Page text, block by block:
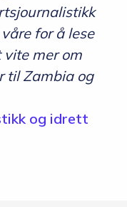
for å lese
mer om
til Zambia og
og idrett